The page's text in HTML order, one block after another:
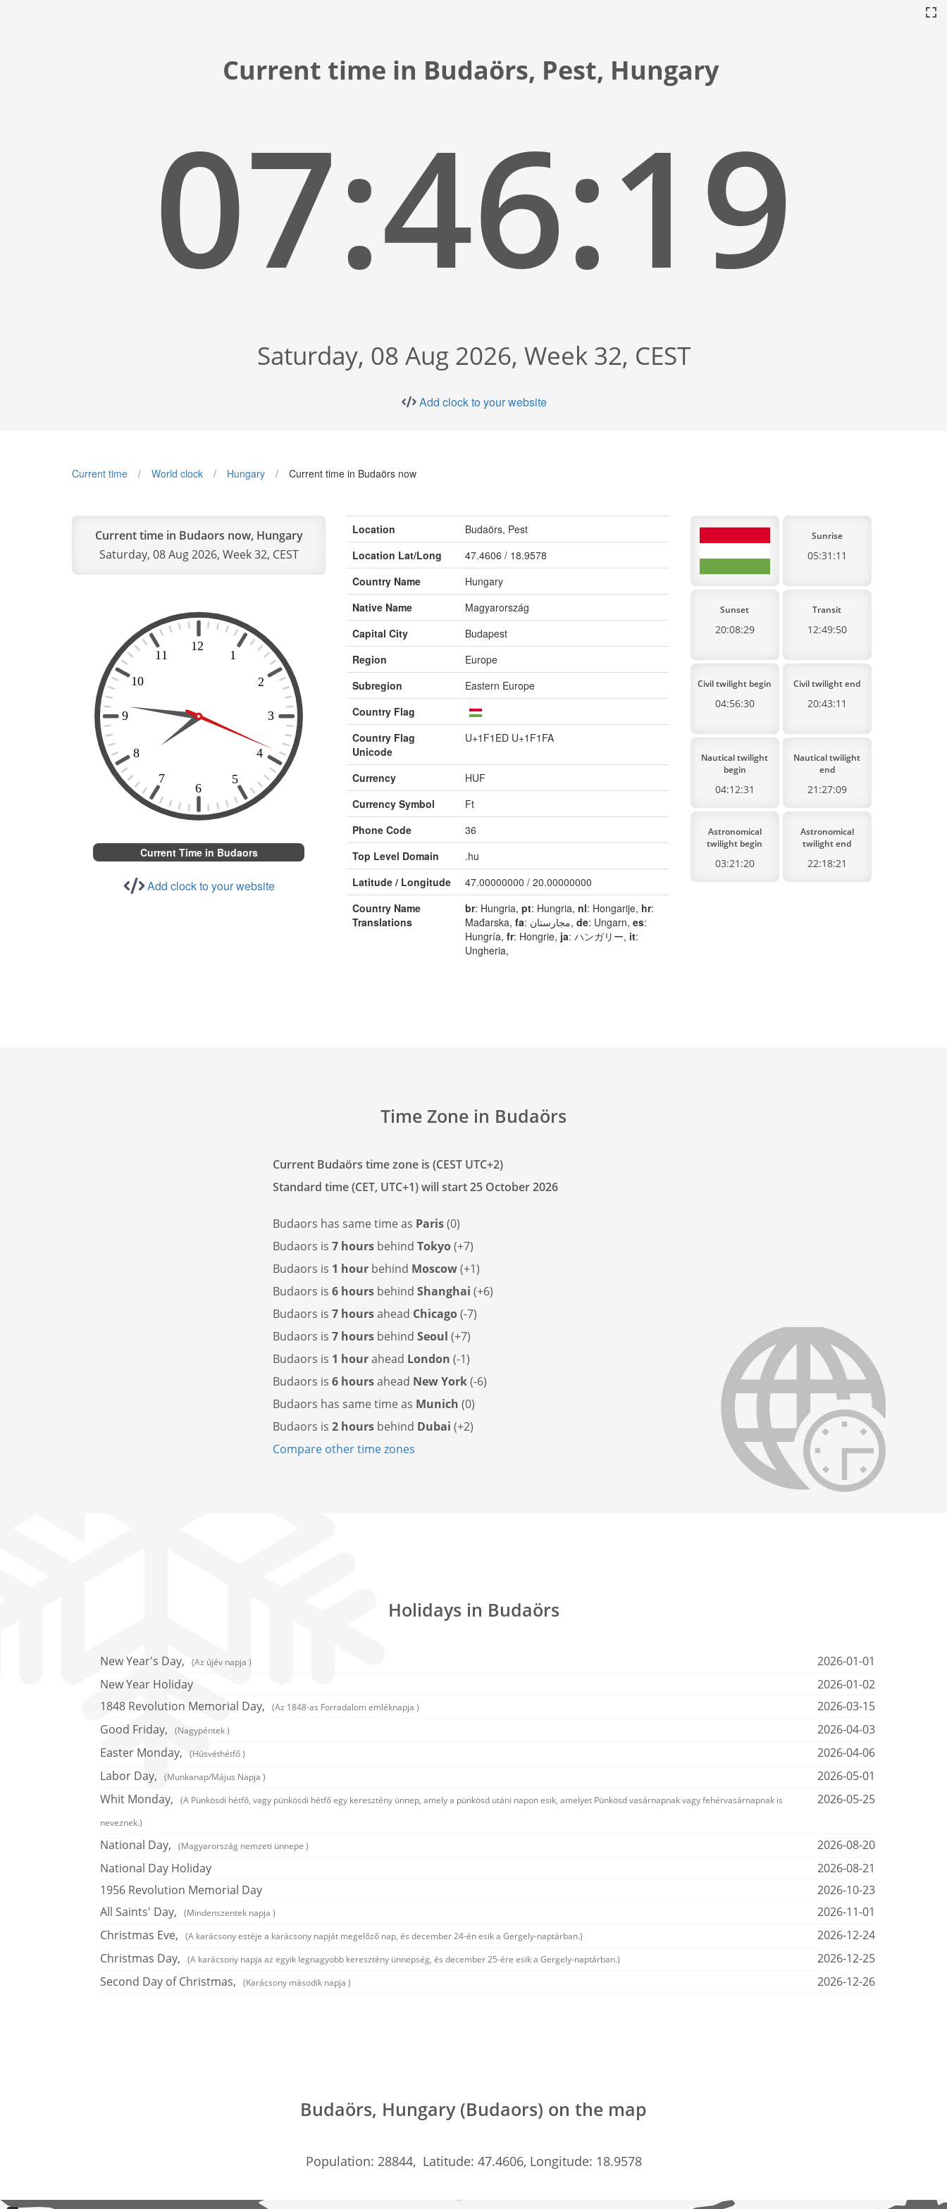
Current time in Budaörs, Pest, Hungary
07:46:20
Saturday, 08 Aug 2026, Week 32, CEST
Add clock to your website
Current time World clock Hungary Current time in Budaörs now
Current time in Budaors now, Hungary
Saturday, 08 Aug 2026, Week 32, CEST
Current Time in Budaors
Add clock to your website
Location
Budaörs, Pest
Location Lat/Long
47.4606 / 18.9578
Country Name
Hungary
Native Name
Magyarország
Capital City
Budapest
Region
Europe
Subregion
Eastern Europe
Country Flag
Country Flag
Unicode
U+1F1ED U+1F1FA
Currency
HUF
Currency Symbol
Ft
Phone Code
36
Top Level Domain
.hu
Latitude / Longitude
47.00000000 / 20.00000000
Country Name
Translations
br: Hungria, pt: Hungria, nl: Hongarije, hr:
Mađarska, fa : مجارستان, de: Ungarn, es:
Hungría, fr: Hongrie, ja: ハンガリー, it:
Ungheria,
Sunrise
05:31:11
Sunset
20:08:29
Transit
12:49:50
Civil twilight begin
04:56:30
Civil twilight end
20:43:11
Nautical twilight
begin
04:12:31
Nautical twilight
end
21:27:09
Astronomical
twilight begin
03:21:20
Astronomical
twilight end
22:18:21
Time Zone in Budaörs
Current Budaörs time zone is (CEST UTC+2)
Standard time (CET, UTC+1) will start 25 October 2026
Budaors has same time as Paris(0)
Budaors is 7 hours behind Tokyo(+7)
Budaors is 1 hour behind Moscow(+1)
Budaors is 6 hours behind Shanghai (+6)
Budaors is 7 hoursahead Chicago(-7)
Budaors is 7 hours behind Seoul (+7)
Budaors is 1 hourahead London (-1)
Budaors is 6 hoursahead New York(-6)
Budaors has same time as Munich (0)
Budaors is 2 hours behind Dubai (+2)
Compare other time zones
Holidays in Budaörs
New Year's Day, (Az újév napja )
2026-01-01
New Year Holiday
2026-01-02
1848 Revolution Memorial Day,
(Az 1848-as Forradalom emléknapja )
2026-03-15
Good Friday,
(Nagypéntek )
2026-04-03
Easter Monday,
(Húsvéthétfő )
2026-04-06
Labor Day,
(Munkanap/Május Napja )
2026-05-01
Whit Monday,
(A Pünkösdi hétfő, vagy pünkösdi hétfő egy keresztény ünnep, amely a pünkösd utáni napon esik, amelyet Pünkösd vasárnapnak vagy fehérvasárnapnak is
neveznek.)
2026-05-25
National Day, (Magyarország nemzeti ünnepe )
2026-08-20
National Day Holiday
2026-08-21
1956 Revolution Memorial Day
2026-10-23
All Saints' Day,
(Mindenszentek napja )
2026-11-01
Christmas Eve,
(A karácsony estéje a karácsony napját megelőző nap, és december 24-én esik a Gergely-naptárban.)
2026-12-24
Christmas Day,
(A karácsony napja az egyik legnagyobb keresztény ünnepség, és december 25-ére esik a Gergely-naptárban.)
2026-12-25
Second Day of Christmas,
(Karácsony második napja ) 2026-12-26
Budaörs, Hungary (Budaors) on the map
Population: 28844, Latitude: 47.4606, Longitude: 18.9578